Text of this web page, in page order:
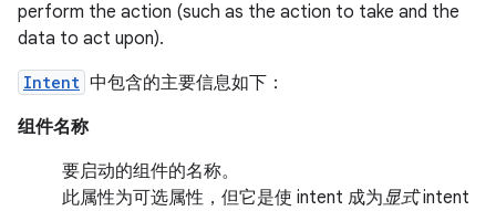
perform the action (such as the action to take and the
data to act upon).
Intent 中包含的主要信息如下：
组件名称
要启动的组件的名称。
此属性为可选属性，但它是使 intent 成为显式intent